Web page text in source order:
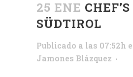
25 ENE
SÜDTIROL
Publicado a las 07:52h
Jamones Blázquez